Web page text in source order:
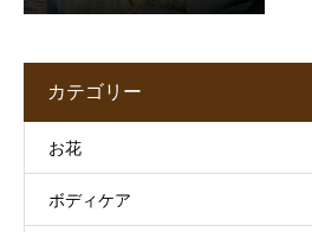
カテゴリー
お花
ボディケア